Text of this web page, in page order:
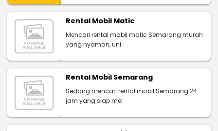
Rental Mobil Matic
Mencari rental mobil matic Semarang murah
yang nyaman, uni
Rental Mobil Semarang
Sedang mencari rental mobil Semarang 24
jam yang siap mel